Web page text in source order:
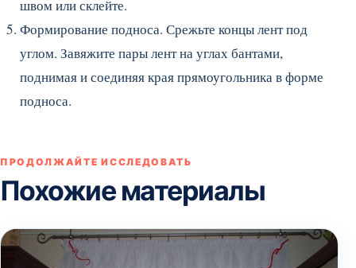
швом или склейте.
Формирование подноса. Срежьте концы лент под
углом. Завяжите пары лент на углах бантами,
поднимая и соединяя края прямоугольника в форме
подноса.
ПРОДОЛЖАЙТЕ ИССЛЕДОВАТЬ
Похожие материалы